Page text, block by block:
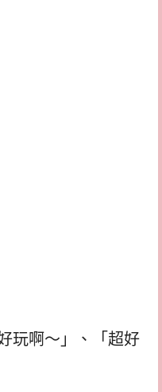
玩啊～」、「超好